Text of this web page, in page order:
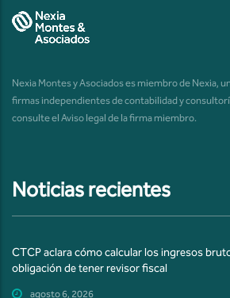
Nexia Montes y Asociados es miembro de Nexia,
firmas independientes de contabilidad y
consulte el Aviso legal de la firma miembro.
Noticias recientes
CTCP aclara cómo calcular los ingresos
obligación de tener revisor fiscal
agosto 6, 2026